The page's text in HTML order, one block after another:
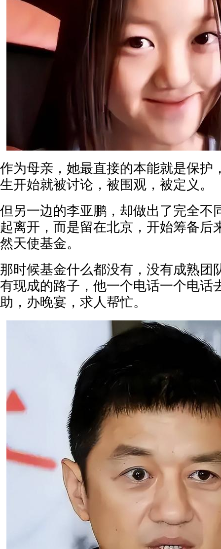
作为母亲，她最直接的本能就是保护
生开始就被讨论，被围观，被定义。
但另一边的李亚鹏，却做出了完全不
起离开，而是留在北京，开始筹备后
然天使基金。
那时候基金什么都没有，没有成熟团
有现成的路子，他一个电话一个电话
助，办晚宴，求人帮忙。